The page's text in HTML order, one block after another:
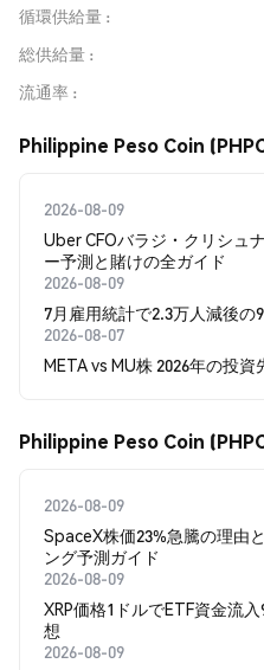
循環供給量
総供給量
流通率
Philippine Peso Coin
2026-08-09
Uber CFOバラジ・クリシュ
ー予測と賭けの全ガイド
2026-08-09
7月雇用統計で2.3万人減後の
2026-08-07
META vs MU株 2026年の投
Philippine Peso Coin
2026-08-09
SpaceX株価23%急騰の理由
ング予測ガイド
2026-08-09
XRP価格1ドルでETF資金流
想
2026-08-09